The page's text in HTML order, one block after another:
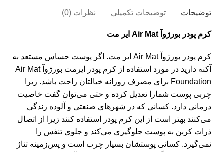
توضیحات توضیحات تکمیلی نظرات (0)
کرم پودر بورژ‌وآ Air Mat ایر مت
کرم پودر بورژ‌وآ Air Mat ایر مت. اگر پوست حساس مستعد به
آکنه دارید در مورد استفاده از کرم پودر ایرمت بورژوآ Air Mat
Foundation برای مصرف روزانه خیالتان راحت باشد. زیرا
چربی پوست شمارا تعدیل کرده و حتی می‌توان گفت خاصیت
درمانی دارد. کسانی که در شهرهای صنعتی و آلوده زندگی
می‌کنند بهتر است از این کرم پودر استفاده کنند زیرا از اتصال
ذرات کربن به پوست جلوگیری می‌کند و جلوی تنفس را
نمی‌گیرد. کسانی پوستشان بسیار چرب است و پس‌زمینه تناژ